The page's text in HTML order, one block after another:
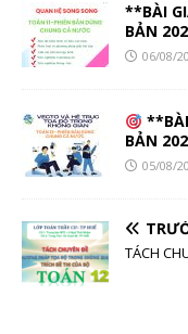
**BÀI
BẢN
06/08/
BẢN
05/08/
TÁCH